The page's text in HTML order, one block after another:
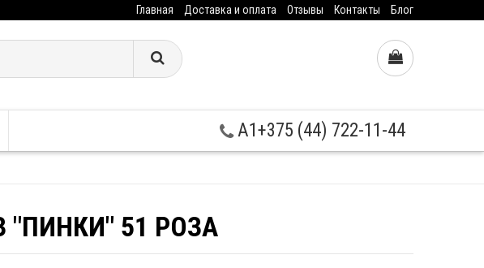
Главная Доставка и оплата Отзывы Контакты Блог
A1+375 (44) 722-11-44
"ПИНКИ" 51 РОЗА